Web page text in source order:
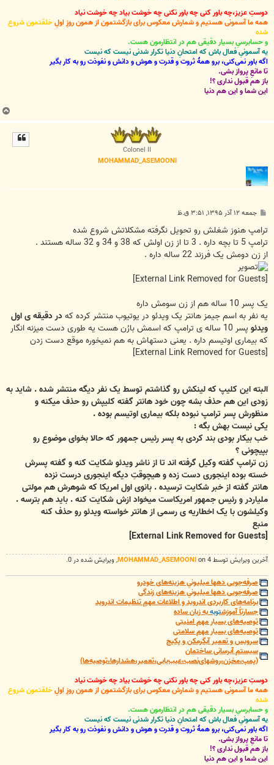
دوستِ عزیز،چه باور کنی چه باور نکنی چه خوشت بیاد چه خوشت نیاد
همه ما آسمونی هستیم و شمارش معکوس برای بازگشتمون از همون روزِ اولِخلقتمون شروع
شده
و حسابرسیِ بسیار دقیقی هم در انتظارمون هست.
یه آسمونیِ فعال باش که امتحانِ دنیا تکرار شدنی نیست که نیست
اگه باور نمی‌کنی، برو همۀ ثروت و قدرت و هوش و دانش و نفوذت رو به کار بگیر
تا مانعِ پرواز بشی.
باز هم قبول نداری ؟!
این شما و این هم دنیا
ب
ا
Colonel II
MOHAMMAD_ASEMOONI
پ
ت
جمعه ۱۲ آذر ۱۳۹۵, ۳:۵۱ ق.ظ
ترامپ هنوز شغلش رو تحویل نگرفته مشکلاتش شروع شده
ترامپ 5 تا بچه داره . 3 تا از زن اولش که 38 و 34 و 32 ساله هستند .
از زن دومش یک فرزند 22 ساله داره .
یک پسر 10 ساله هم از زن سومش داره
یه نفر به اسم جیمز هانتر یک ویدئو در یوتیوب منتشر کرده کهدر دقیقه ی اول
ویدئو
پسر 10 ساله ی ترامپ که اسمش بارُن هست یه طوری دست میزنه انگار
که بیماری اوتیسم داره . یعنی دستهاش به هم نمیخوره موقع دست زدن
البته این کلیپ که لینکش رو گذاشتم توسط یک نفر دیگه منتشر شده . شاید به
زودی این هم حذف بشه چون خود هانتر گفته کلیپش رو حذف میکنه و
منظورش پسر ترامپ نبوده بلکه بیماری اوتیسم بوده .
یکی نیست بهش بگه :
خب بیکار بودی بند کردی به پسر رئیس جمهور که حالا بخوای موضوع رو
بپیچونی ؟
زن ترامپ گفته وکیل گرفته اند تا از ناشر ویدئو شکایت کنه و گفته پسرش
خسته بوده اینجوری دست زده و هیچوقتِ دیگه اینجوری درست نزده
هانتر گفته از خبر شکایت ترسیده . بانوی اول امریکا که شوهرش هم مولتی
ملیاردر و رئیس جمهور امریکاست میخواد ازش شکایت کنه . باید هم بترسه .
وکیلشون با یک اخطاریه ی رسمی از هانتر خواسته ویدئو رو حذف کنه
منبع
آخرین ويرايش توسط 4 on MOHAMMAD_ASEMOONI, ويرايش شده در 0.
صرفه‌جویی دهها میلیونیِ هزینه‌های خودرو
صرفه‌جویی دهها میلیونیِ هزینه‌های زندگی
برنامه‌های کاربردی اندروید و اطلاعات مهمِ تنظیمات اندروید
جسارتاً آموزشتوبهبه زبان ساده
توصیه‌های بسیار مهم امنیتی
توصیه‌های بسیار مهم سلامتی
سرویس و تعمیر آبگرمکن و پکیج
سیستم آبرسانی ساختمان
(پمپ،مخزن،روشهای‌نصب،عیب‌یابی،تعمیر،هشدارها،توصیه‌ها)
دوستِ عزیز،چه باور کنی چه باور نکنی چه خوشت بیاد چه خوشت نیاد
همه ما آسمونی هستیم و شمارش معکوس برای بازگشتمون از همون روزِ اولِخلقتمون شروع
شده
و حسابرسیِ بسیار دقیقی هم در انتظارمون هست.
یه آسمونیِ فعال باش که امتحانِ دنیا تکرار شدنی نیست که نیست
اگه باور نمی‌کنی، برو همۀ ثروت و قدرت و هوش و دانش و نفوذت رو به کار بگیر
تا مانعِ پرواز بشی.
باز هم قبول نداری ؟!
این شما و این هم دنیا